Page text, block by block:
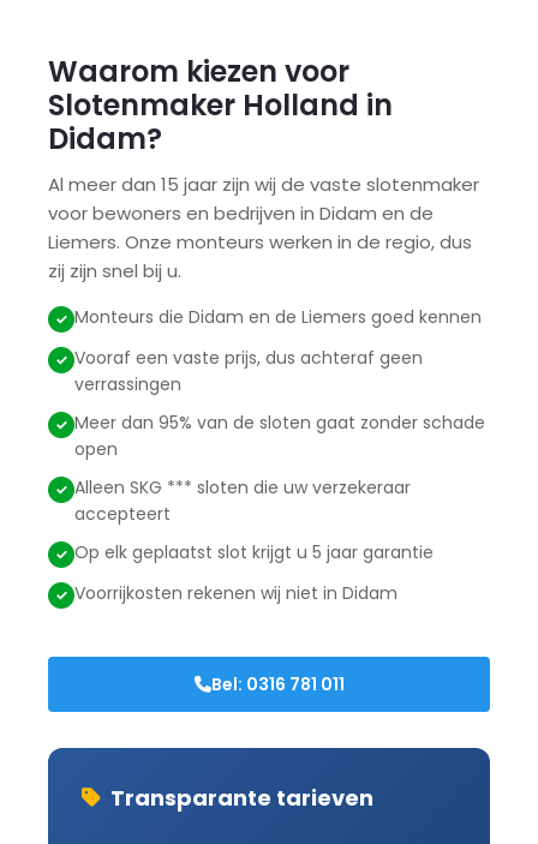
Waarom kiezen voor
Slotenmaker Holland in
Didam?
Al meer dan 15 jaar zijn wij de vaste slotenmaker
voor bewoners en bedrijven in Didam en de
Liemers. Onze monteurs werken in de regio, dus
zij zijn snel bij u.
Monteurs die Didam en de Liemers goed kennen
Vooraf een vaste prijs, dus achteraf geen
verrassingen
Meer dan 95% van de sloten gaat zonder schade
open
Alleen SKG *** sloten die uw verzekeraar
accepteert
Op elk geplaatst slot krijgt u 5 jaar garantie
Voorrijkosten rekenen wij niet in Didam
Bel: 0316 781 011
Transparante tarieven